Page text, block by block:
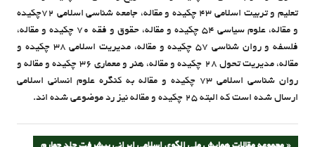
تعلیم و تربیت اسلامی 43 چکیده و مقاله، جامعه شناسی اسلامی 72چکیده
و مقاله، علوم سیاسی 54 چکیده و مقاله، حقوق و فقه 70 چکیده و مقاله،
فلسفه و روان شناسی 57 چکیده و مقاله، مدیریت اسلامی 38 چکیده و
مقاله، مدیریت تحول 28 چکیده و مقاله، هنر و معماری 36 چکیده و مقاله و
روان شناسی اسلامی 73 چکیده و مقاله به کنگره علوم انسانی اسلامی
ارسال شده است که البته 25 چکیده و مقاله نیز رد موضوعی شده اند.